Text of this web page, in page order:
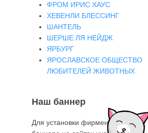
ФРОМ ИРИС ХАУС
ХЕВЕНЛИ БЛЕССИНГ
ШАНТЕЛЬ
ШЕРШЕ ЛЯ НЕЙДЖ
ЯРБУРГ
ЯРОСЛАВСКОЕ ОБЩЕСТВО
ЛЮБИТЕЛЕЙ ЖИВОТНЫХ
Наш баннер
Для установки фирменного знака-